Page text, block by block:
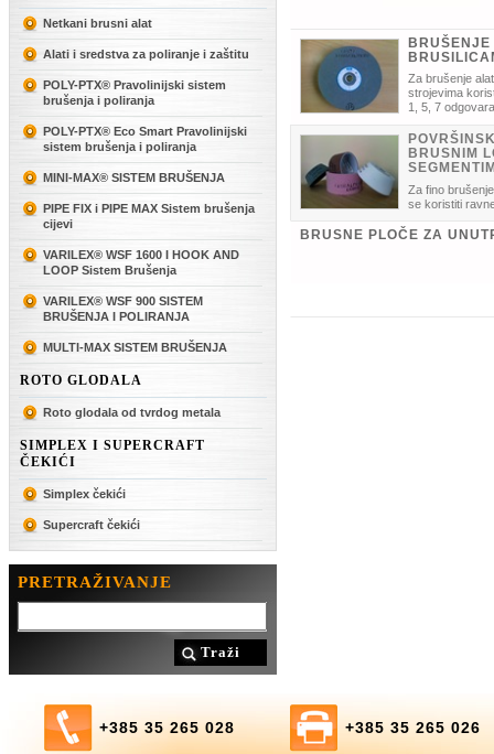
Netkani brusni alat
Alati i sredstva za poliranje i zaštitu
POLY-PTX® Pravolinijski sistem
brušenja i poliranja
POLY-PTX® Eco Smart Pravolinijski
sistem brušenja i poliranja
MINI-MAX® SISTEM BRUŠENJA
PIPE FIX i PIPE MAX Sistem brušenja
cijevi
VARILEX® WSF 1600 I HOOK AND
LOOP Sistem Brušenja
VARILEX® WSF 900 SISTEM
BRUŠENJA I POLIRANJA
MULTI-MAX SISTEM BRUŠENJA
ROTO GLODALA
Roto glodala od tvrdog metala
SIMPLEX I SUPERCRAFT
ČEKIĆI
Simplex čekići
Supercraft čekići
PRETRAŽIVANJE
Traži
Za brušenje
strojevima
1, 5, 7
BRUSNIM
Za fino
se koristiti
BRUSNE PLOČE ZA
+385 35 265 028 +385 35 265 026